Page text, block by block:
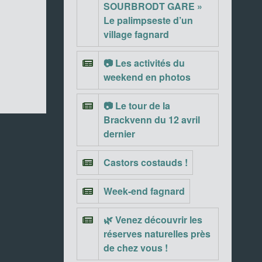
SOURBRODT GARE »
Le palimpseste d’un
village fagnard
📷 Les activités du
weekend en photos
📷 Le tour de la
Brackvenn du 12 avril
dernier
Castors costauds !
Week-end fagnard
🌿 Venez découvrir les
réserves naturelles près
de chez vous !